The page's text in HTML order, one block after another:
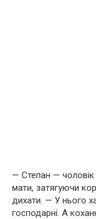
— Степан — чоловік
мати, затягуючи
дихати. — У нього
господарні. А